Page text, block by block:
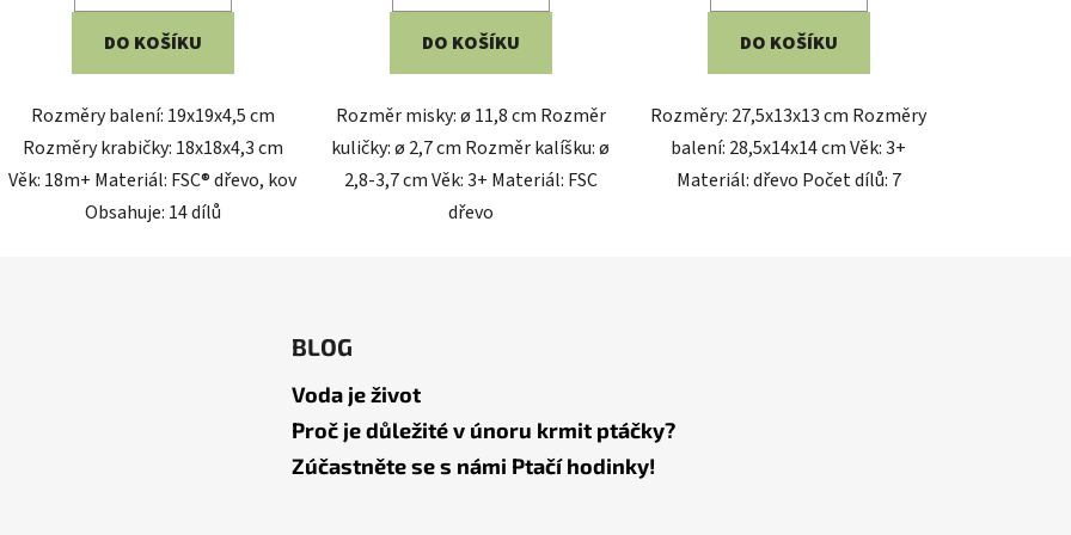
DO KOŠÍKU
Rozměry balení: 19x19x4,5 cm
Rozměry krabičky: 18x18x4,3 cm
Věk: 18m+ Materiál: FSC® dřevo, kov
Obsahuje: 14 dílů
DO KOŠÍKU
Rozměr misky: ø 11,8 cm Rozměr
kuličky: ø 2,7 cm Rozměr kalíšku: ø
2,8-3,7 cm Věk: 3+ Materiál: FSC
dřevo
DO KOŠÍKU
Rozměry: 27,5x13x13 cm Rozměry
balení: 28,5x14x14 cm Věk: 3+
Materiál: dřevo Počet dílů: 7
BLOG
Voda je život
Proč je důležité v únoru krmit ptáčky?
Zúčastněte se s námi Ptačí hodinky!